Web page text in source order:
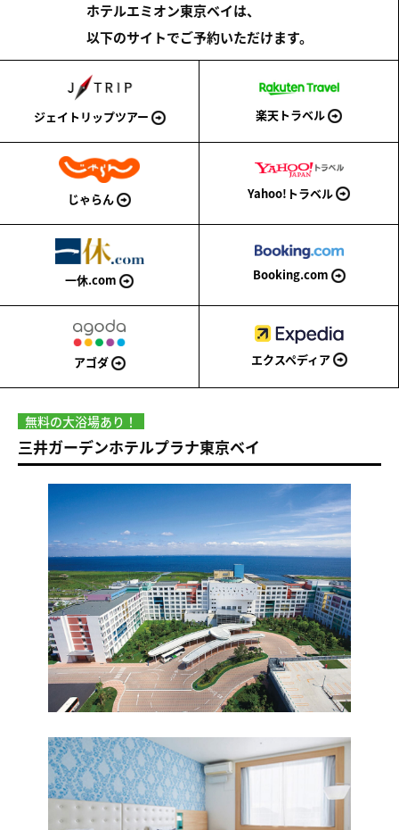
ホテルエミオン東京ベイは、
以下のサイトでご予約いただけます。
ジェイトリップツアー 楽天トラベル
じゃらん Yahoo!トラベル
一休.com Booking.com
アゴダ エクスペディア
無料の大浴場あり！
三井ガーデンホテルプラナ東京ベイ